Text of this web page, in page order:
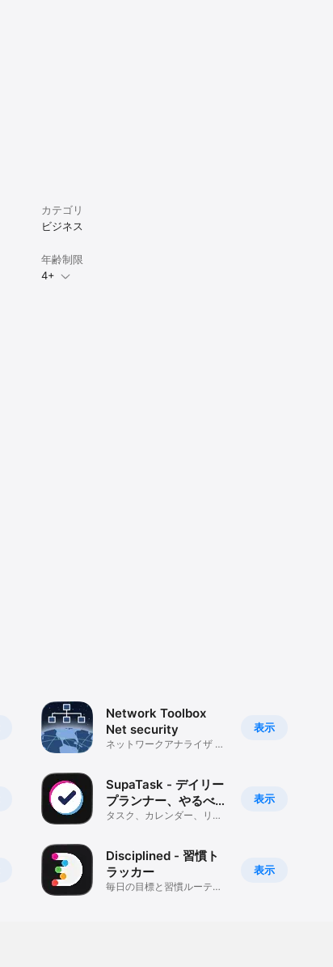
カテゴリ
ビジネス
年齢制限
4+
表示
Network Toolbox
Net security
ネットワークアナライザ セ
表示
SupaTask - デイリー
プランナー、やるべき
こと
タスク、カレンダー、リマ
表示
Disciplined - 習慣ト
ラッカー
毎日の目標と習慣ルーティ